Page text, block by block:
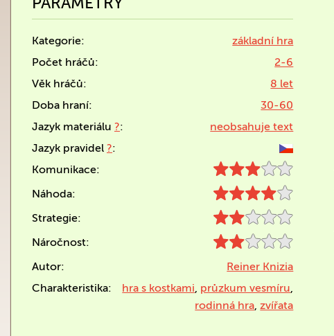
Kategorie:
základní hra
Počet hráčů:
2-6
Věk hráčů:
8 let
Doba hraní:
30-60
Jazyk materiálu ?:
neobsahuje text
Jazyk pravidel ?:
Komunikace:
Náhoda:
Strategie:
Náročnost:
Autor:
Reiner Knizia
Charakteristika:
hra s kostkami, průzkum vesmíru,
rodinná hra,zvířata